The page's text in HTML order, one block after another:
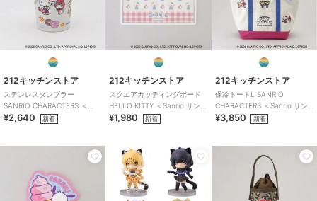
212キッチンストア
ステンレスタンブラー
SANRIO CHARACTERS ＜
Sanrio サンリオ＞
¥2,640 新着
212キッチンストア
スクエアカッティングボード
HELLO KITTY ＜Sanrio サンリ
オ＞
¥1,980 新着
212キッチンストア
保冷トートL SANRIO
CHARACTERS ＜Sanrio サン
リオ＞
¥3,850 新着